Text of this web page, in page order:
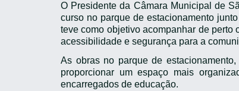
O Presidente da Câmara Municipal de
curso no parque de estacionamento
teve como objetivo acompanhar de
acessibilidade e segurança para a
As obras no parque de
proporcionar um espaço mais
encarregados de educação.